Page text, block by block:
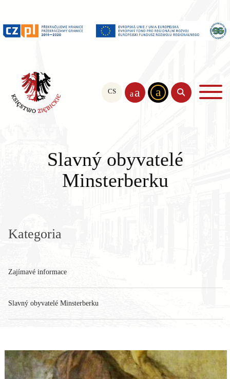
CS PL EN
a a a
Slavný obyvatelé
Minsterberku
Kategoria
Zajímavé informace
Slavný obyvatelé Minsterberku